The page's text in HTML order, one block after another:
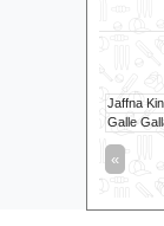
Jaffna
Galle
«